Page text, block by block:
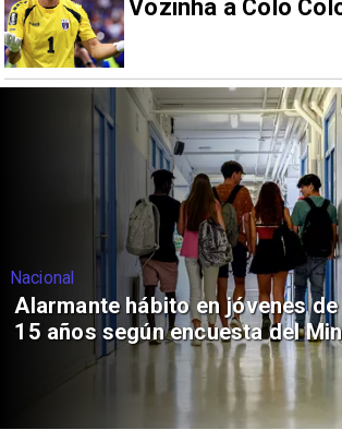
Vozinha a Colo
Nacional
Alarmante hábito en jóvenes
15 años según encuesta del